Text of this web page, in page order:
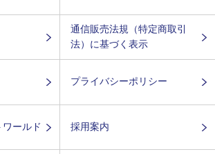
通信販売法規（特定商取引
法）に基づく表示
プライバシーポリシー
ールド 採用案内